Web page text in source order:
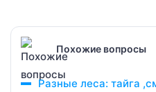
Похожие вопросы
Разные леса: тайга